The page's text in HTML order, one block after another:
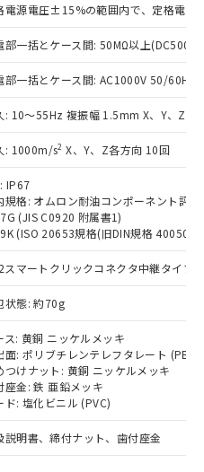
電源電圧±15%の範囲内で、定格電
部一括とケース間: 50MΩ以上(DC500V
部一括とケース間: AC1000V 50/60Hz
: 10～55Hz 複振幅 1.5mm X、Y、Z各
: 1000m/s2 X、Y、Z各方向 10回
IP67
規格: オムロン耐油コンポーネント評
(JIS C0920 附属書1)
(ISO 20653規格(旧DIN規格 40050
スマートクリックコネクタ中継タイプ
状態: 約70g
ス: 黄銅 ニッケルメッキ
面: ポリブチレンテレフタレート (PBT)
つけナット: 黄銅 ニッケルメッキ
座金: 鉄 亜鉛メッキ
ド: 塩化ビニル (PVC)
説明書、締付ナット、歯付座金
外となる商品もある
さい。
準価格照会結果は、
日時点での社内デー
れるものであり、閲
実際の在庫および標
場合があることをご
よび標準価格はお客
たはお客様担当のオ
売店・当社販売員に
販売店や当社販売拠
ワーク
」をご確認
準価格結果を当社の
三者に漏洩または開
いします。
部品リスト作成サー
ただくには、I-Web
録されている必要が
サイト上で当社にご
ストについて、当社
利用者が、当社の製
明した場合などや
あります。
(Hg) 1000ppm以下、 カド
以下、ポリ臭化ビフェニル
臭化ジフェニルエーテル類
ル酸ビス(2-エチルヘキシ
以下、フタル酸ブチ
以下、フタル酸ジブチル
ル酸ジイソブチル
および制御機器に対する
については閾値を超える意
しています。
況などにより、予定
ります。
ウンロード
を示します。
社販売部門へお問
、 PBBs(ポリ臭化ビフェ
ポリ臭化ジフェニルエーテ
、 DIBP(フタル酸ジ
フタル酸ブチルベンジ
ヘキシル)) : 1000ppm
限
質）のすべてが基
示します。
況下において有害物
環境に深刻な影響を
します。
社販売部門へお問
社製品のうち、外国
易法に定める商品
等」という）を輸出
供する場合は、日本
(または役務取引許
どの必要な手続きを
破棄する場合は、完
、違法に輸出されな
を講じます。
、核兵器、ミサイ
物兵器またはその他
の製造装置等に一切
。
を第三者に販売する
2および3の内容を当
ます。また当社は、
に係わる関係者が違
れがある場合は、取
せん。
在庫あり
たないが在庫あり
新の在庫状況につ
様のお取引先、ま
当のオムロン制御
当社販売員にご確
、また在庫状況の
ていない機種